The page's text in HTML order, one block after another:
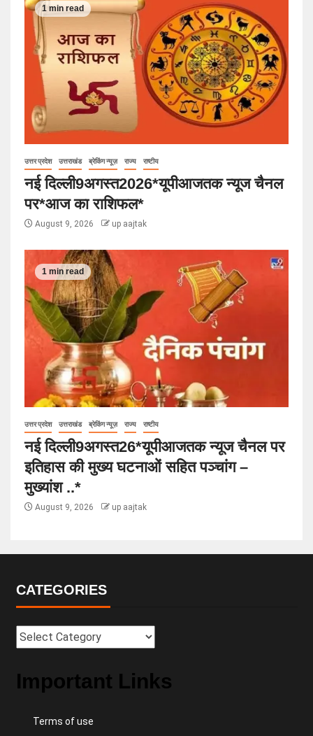
1 min read
उत्तर प्रदेश उत्तराखंड ब्रेकिंग न्यूज़ राज्य राष्टीय
नई दिल्ली9अगस्त2026*यूपीआजतक न्यूज चैनल
पर*आज का राशिफल*
August 9, 2026 up aajtak
1 min read
उत्तर प्रदेश उत्तराखंड ब्रेकिंग न्यूज़ राज्य राष्टीय
नई दिल्ली9अगस्त26*यूपीआजतक न्यूज चैनल पर
इतिहास की मुख्य घटनाओं सहित पञ्चांग –
मुख्यांश ..*
August 9, 2026 up aajtak
CATEGORIES
Important Links
Terms of use